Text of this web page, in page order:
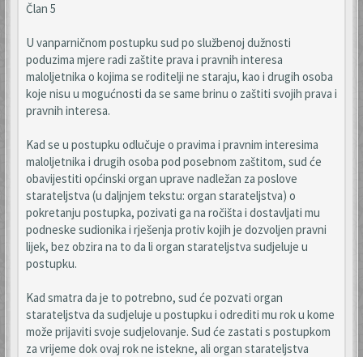
Član 5
U vanparničnom postupku sud po službenoj dužnosti
poduzima mjere radi zaštite prava i pravnih interesa
maloljetnika o kojima se roditelji ne staraju, kao i drugih osoba
koje nisu u mogućnosti da se same brinu o zaštiti svojih prava i
pravnih interesa.
Kad se u postupku odlučuje o pravima i pravnim interesima
maloljetnika i drugih osoba pod posebnom zaštitom, sud će
obavijestiti općinski organ uprave nadležan za poslove
starateljstva (u daljnjem tekstu: organ starateljstva) o
pokretanju postupka, pozivati ga na ročišta i dostavljati mu
podneske sudionika i rješenja protiv kojih je dozvoljen pravni
lijek, bez obzira na to da li organ starateljstva sudjeluje u
postupku.
Kad smatra da je to potrebno, sud će pozvati organ
starateljstva da sudjeluje u postupku i odrediti mu rok u kome
može prijaviti svoje sudjelovanje. Sud će zastati s postupkom
za vrijeme dok ovaj rok ne istekne, ali organ starateljstva